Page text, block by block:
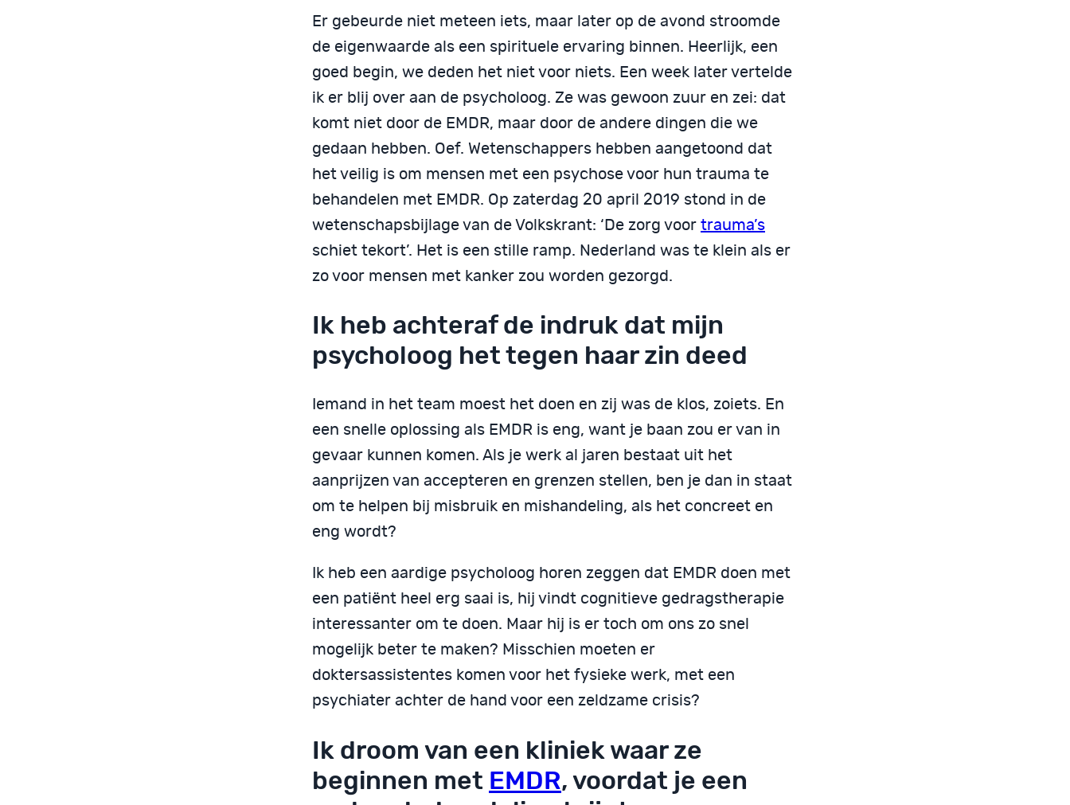
Er gebeurde niet meteen iets, maar later op de avond stroomde
de eigenwaarde als een spirituele ervaring binnen. Heerlijk, een
goed begin, we deden het niet voor niets. Een week later vertelde
ik er blij over aan de psycholoog. Ze was gewoon zuur en zei: dat
komt niet door de EMDR, maar door de andere dingen die we
gedaan hebben. Oef. Wetenschappers hebben aangetoond dat
het veilig is om mensen met een psychose voor hun trauma te
behandelen met EMDR. Op zaterdag 20 april 2019 stond in de
wetenschapsbijlage van de Volkskrant: ‘De zorg voor trauma’s
schiet tekort’. Het is een stille ramp. Nederland was te klein als er
zo voor mensen met kanker zou worden gezorgd.
Ik heb achteraf de indruk dat mijn
psycholoog het tegen haar zin deed
Iemand in het team moest het doen en zij was de klos, zoiets. En
een snelle oplossing als EMDR is eng, want je baan zou er van in
gevaar kunnen komen. Als je werk al jaren bestaat uit het
aanprijzen van accepteren en grenzen stellen, ben je dan in staat
om te helpen bij misbruik en mishandeling, als het concreet en
eng wordt?
Ik heb een aardige psycholoog horen zeggen dat EMDR doen met
een patiënt heel erg saai is, hij vindt cognitieve gedragstherapie
interessanter om te doen. Maar hij is er toch om ons zo snel
mogelijk beter te maken? Misschien moeten er
doktersassistentes komen voor het fysieke werk, met een
psychiater achter de hand voor een zeldzame crisis?
Ik droom van een kliniek waar ze
beginnen met EMDR, voordat je een